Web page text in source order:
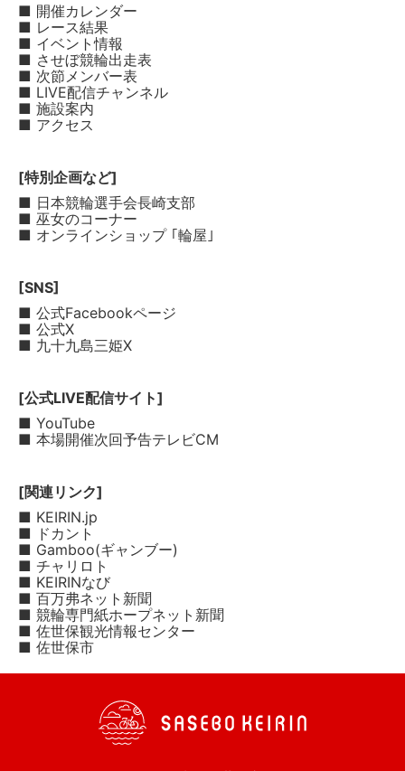
■ 開催カレンダー
■ レース結果
■ イベント情報
■ させぼ競輪出走表
■ 次節メンバー表
■ LIVE配信チャンネル
■ 施設案内
■ アクセス
[特別企画など]
■ 日本競輪選手会長崎支部
■ 巫女のコーナー
■ オンラインショップ ｢輪屋｣
[SNS]
■ 公式Facebookページ
■ 公式X
■ 九十九島三姫X
[公式LIVE配信サイト]
■ YouTube
■ 本場開催次回予告テレビCM
[関連リンク]
■ KEIRIN.jp
■ ドカント
■ Gamboo(ギャンブー)
■ チャリロト
■ KEIRINなび
■ 百万弗ネット新聞
■ 競輪専門紙ホープネット新聞
■ 佐世保観光情報センター
■ 佐世保市